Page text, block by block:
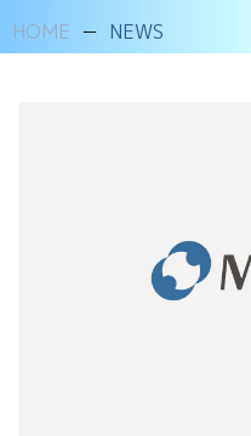
HOME NEWS